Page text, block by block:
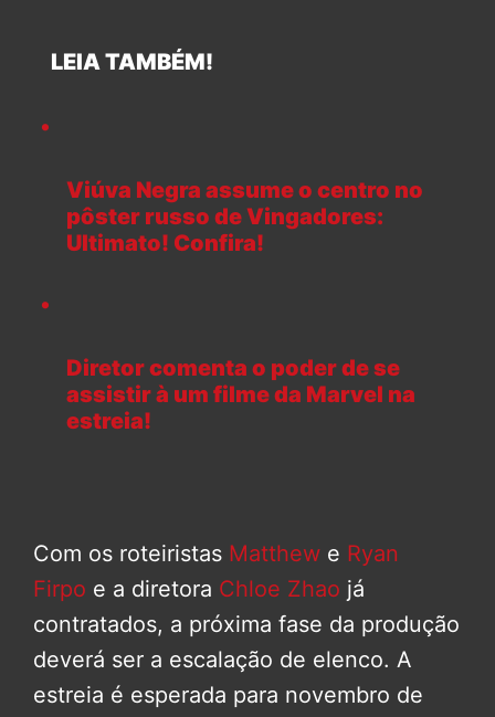
LEIA TAMBÉM!
Viúva Negra assume o centro no
pôster russo de Vingadores:
Ultimato! Confira!
Diretor comenta o poder de se
assistir à um filme da Marvel na
estreia!
Com os roteiristas Matthew e Ryan
Firpo e a diretora Chloe Zhao já
contratados, a próxima fase da produção
deverá ser a escalação de elenco. A
estreia é esperada para novembro de